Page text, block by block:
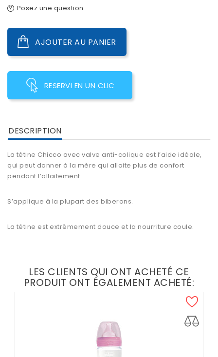
Posez une question
AJOUTER AU PANIER
RESERVI EN UN CLIC
DESCRIPTION
La tétine Chicco avec valve anti-colique est l’aide idéale,
qui peut donner à la mère qui allaite plus de confort
pendant l’allaitement.
S’applique à la plupart des biberons.
La tétine est extrêmement douce et la nourriture coule.
LES CLIENTS QUI ONT ACHETÉ CE
PRODUIT ONT ÉGALEMENT ACHETÉ: